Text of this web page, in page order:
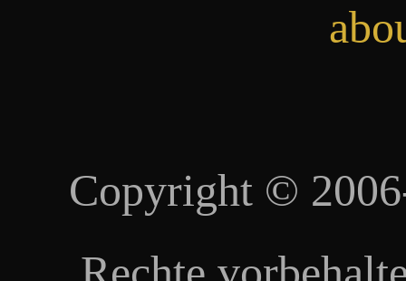
Copyright ©